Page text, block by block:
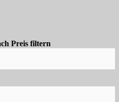
Preis filtern